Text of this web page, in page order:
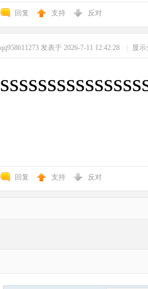
回复 支持 反对
qq958611273 发表于 2026-7-11 12:42:28 | 显
回复 支持 反对